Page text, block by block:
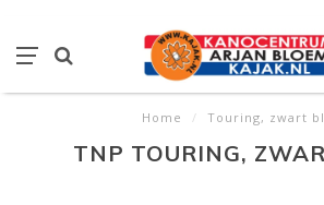
Home / Touring, zwart
TNP TOURING,